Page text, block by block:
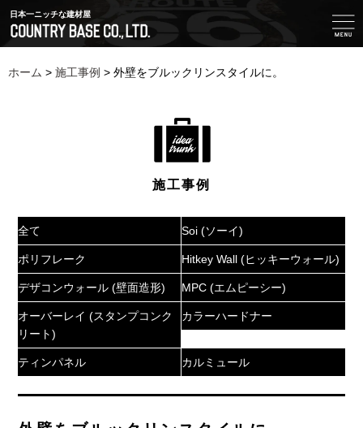
日本一ニッチな建材屋
ホーム > 施工事例 > 外壁をブルックリンスタイルに。
施工事例
全て Soi (ソーイ)
ポリフレーク Hitkey Wall (ヒッキーウォール)
デザコンウォール (壁面造形) MPC (エムピーシー)
オーバーレイ (スタンプコンク
リート)
カラーハードナー
ティンパネル カルミュール